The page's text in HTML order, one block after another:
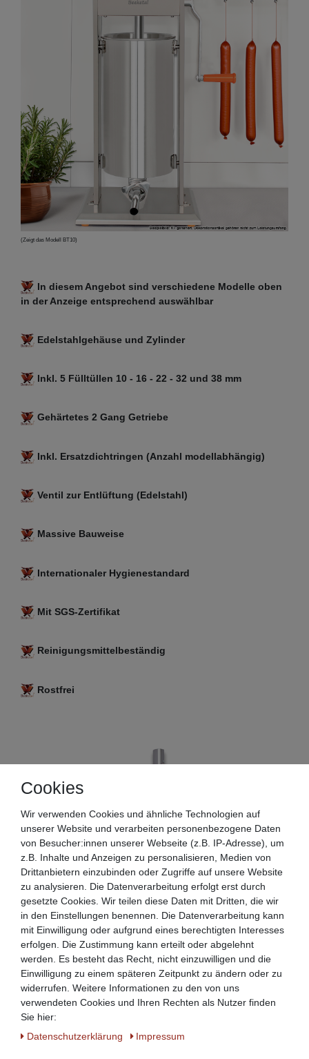
(Zeigt das Modell BT10)
In diesem Angebot sind verschiedene Modelle oben
in der Anzeige entsprechend auswählbar
Edelstahlgehäuse und Zylinder
Inkl. 5 Fülltüllen 10 - 16 - 22 - 32 und 38 mm
Gehärtetes 2 Gang Getriebe
Inkl. Ersatzdichtringen (Anzahl modellabhängig)
Ventil zur Entlüftung (Edelstahl)
Massive Bauweise
Internationaler Hygienestandard
Mit SGS-Zertifikat
Reinigungsmittelbeständig
Rostfrei
Cookies
Wir verwenden Cookies und ähnliche Technologien auf
unserer Website und verarbeiten personenbezogene Daten
von Besucher:innen unserer Webseite (z.B. IP-Adresse), um
z.B. Inhalte und Anzeigen zu personalisieren, Medien von
Drittanbietern einzubinden oder Zugriffe auf unsere Website
zu analysieren. Die Datenverarbeitung erfolgt erst durch
gesetzte Cookies. Wir teilen diese Daten mit Dritten, die wir
in den Einstellungen benennen. Die Datenverarbeitung kann
mit Einwilligung oder aufgrund eines berechtigten Interesses
erfolgen. Die Zustimmung kann erteilt oder abgelehnt
werden. Es besteht das Recht, nicht einzuwilligen und die
Einwilligung zu einem späteren Zeitpunkt zu ändern oder zu
widerrufen. Weitere Informationen zu den von uns
verwendeten Cookies und Ihren Rechten als Nutzer finden
Sie hier:
Daten­schutz­erklärung
Impressum